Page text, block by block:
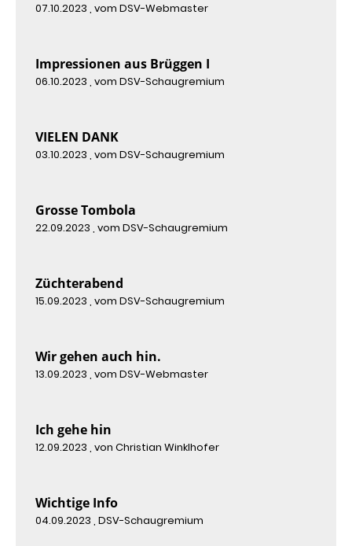
07.10.2023 , vom DSV-Webmaster
Impressionen aus Brüggen I
06.10.2023 , vom DSV-Schaugremium
VIELEN DANK
03.10.2023 , vom DSV-Schaugremium
Grosse Tombola
22.09.2023 , vom DSV-Schaugremium
Züchterabend
15.09.2023 , vom DSV-Schaugremium
Wir gehen auch hin.
13.09.2023 , vom DSV-Webmaster
Ich gehe hin
12.09.2023 , von Christian Winklhofer
Wichtige Info
04.09.2023 , DSV-Schaugremium